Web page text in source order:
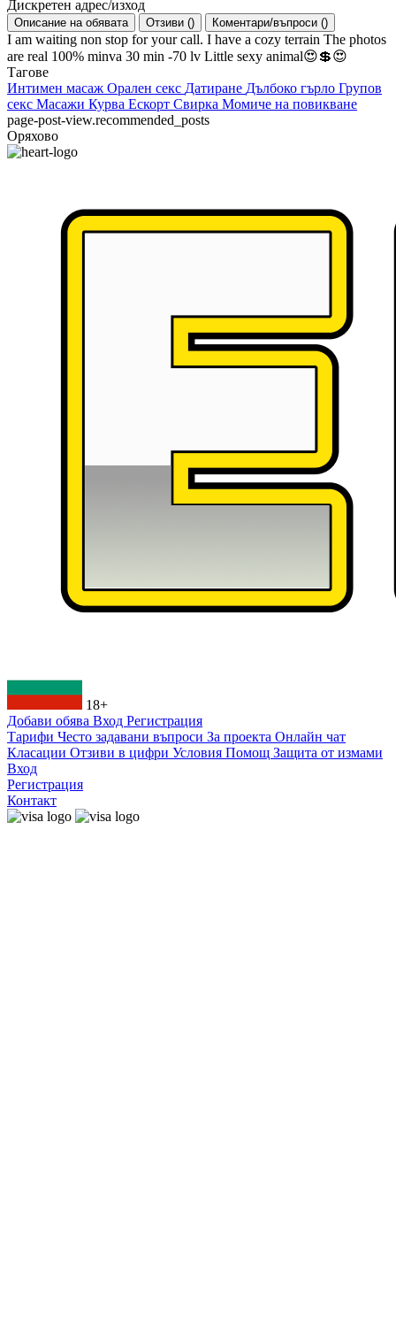
Дискретен адрес/изход
Описание на обявата Отзиви () Коментари/въпроси ()
I am waiting non stop for your call. I have a cozy terrain The photos
are real 100% minva 30 min -70 lv Little sexy animal😍💲😍
Тагове
Интимен масаж Орален секс Датиране Дълбоко гърло Групов
секс Масажи Курва Ескорт Свирка Момиче на повикване
page-post-view.recommended_posts
Оряхово
18+
Добави обява Вход Регистрация
Тарифи Често задавани въпроси За проекта Онлайн чат
Класации Отзиви в цифри Условия Помощ Защита от измами
Вход
Регистрация
Контакт